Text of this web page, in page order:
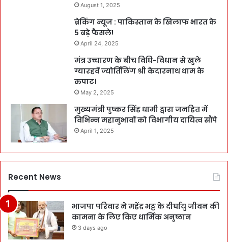
August 1, 2025
ब्रेकिंग न्यूज : पाकिस्तान के खिलाफ भारत के
5 बड़े फैसले!
April 24, 2025
मंत्र उच्चारण के बीच विधि-विधान से खुले
ग्यारहवें ज्योर्तिलिंग श्री केदारनाथ धाम के
कपाट।
May 2, 2025
मुख्यमंत्री पुष्कर सिंह धामी द्वारा जनहित में
विभिन्न महानुभावों को विभागीय दायित्व सौंपे
April 1, 2025
Recent News
भाजपा परिवार ने महेंद्र भट्ट के दीर्घायु जीवन की
कामना के लिए किए धार्मिक अनुष्ठान
3 days ago